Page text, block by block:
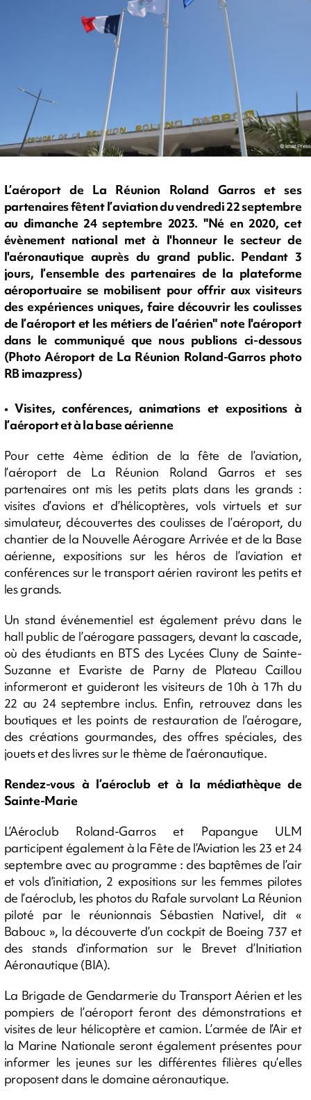
L’aéroport de La Réunion Roland Garros et ses
partenaires fêtent l’aviation du vendredi 22 septembre
au dimanche 24 septembre 2023. "Né en 2020, cet
évènement national met à l'honneur le secteur de
l'aéronautique auprès du grand public. Pendant 3
jours, l’ensemble des partenaires de la plateforme
aéroportuaire se mobilisent pour offrir aux visiteurs
des expériences uniques, faire découvrir les coulisses
de l’aéroport et les métiers de l’aérien" note l'aéroport
dans le communiqué que nous publions ci-dessous
(Photo Aéroport de La Réunion Roland-Garros photo
RB imazpress)
• Visites, conférences, animations et expositions à
l’aéroport et à la base aérienne
Pour cette 4ème édition de la fête de l’aviation,
l’aéroport de La Réunion Roland Garros et ses
partenaires ont mis les petits plats dans les grands :
visites d’avions et d’hélicoptères, vols virtuels et sur
simulateur, découvertes des coulisses de l’aéroport, du
chantier de la Nouvelle Aérogare Arrivée et de la Base
aérienne, expositions sur les héros de l’aviation et
conférences sur le transport aérien raviront les petits et
les grands.
Un stand événementiel est également prévu dans le
hall public de l’aérogare passagers, devant la cascade,
où des étudiants en BTS des Lycées Cluny de Sainte-
Suzanne et Evariste de Parny de Plateau Caillou
informeront et guideront les visiteurs de 10h à 17h du
22 au 24 septembre inclus. Enfin, retrouvez dans les
boutiques et les points de restauration de l’aérogare,
des créations gourmandes, des offres spéciales, des
jouets et des livres sur le thème de l’aéronautique.
Rendez-vous à l’aéroclub et à la médiathèque de
Sainte-Marie
L’Aéroclub Roland-Garros et Papangue ULM
participent également à la Fête de l’Aviation les 23 et 24
septembre avec au programme : des baptêmes de l’air
et vols d’initiation, 2 expositions sur les femmes pilotes
de l’aéroclub, les photos du Rafale survolant La Réunion
piloté par le réunionnais Sébastien Nativel, dit «
Babouc », la découverte d’un cockpit de Boeing 737 et
des stands d’information sur le Brevet d’Initiation
Aéronautique (BIA).
La Brigade de Gendarmerie du Transport Aérien et les
pompiers de l’aéroport feront des démonstrations et
visites de leur hélicoptère et camion. L’armée de l’Air et
la Marine Nationale seront également présentes pour
informer les jeunes sur les différentes filières qu’elles
proposent dans le domaine aéronautique.